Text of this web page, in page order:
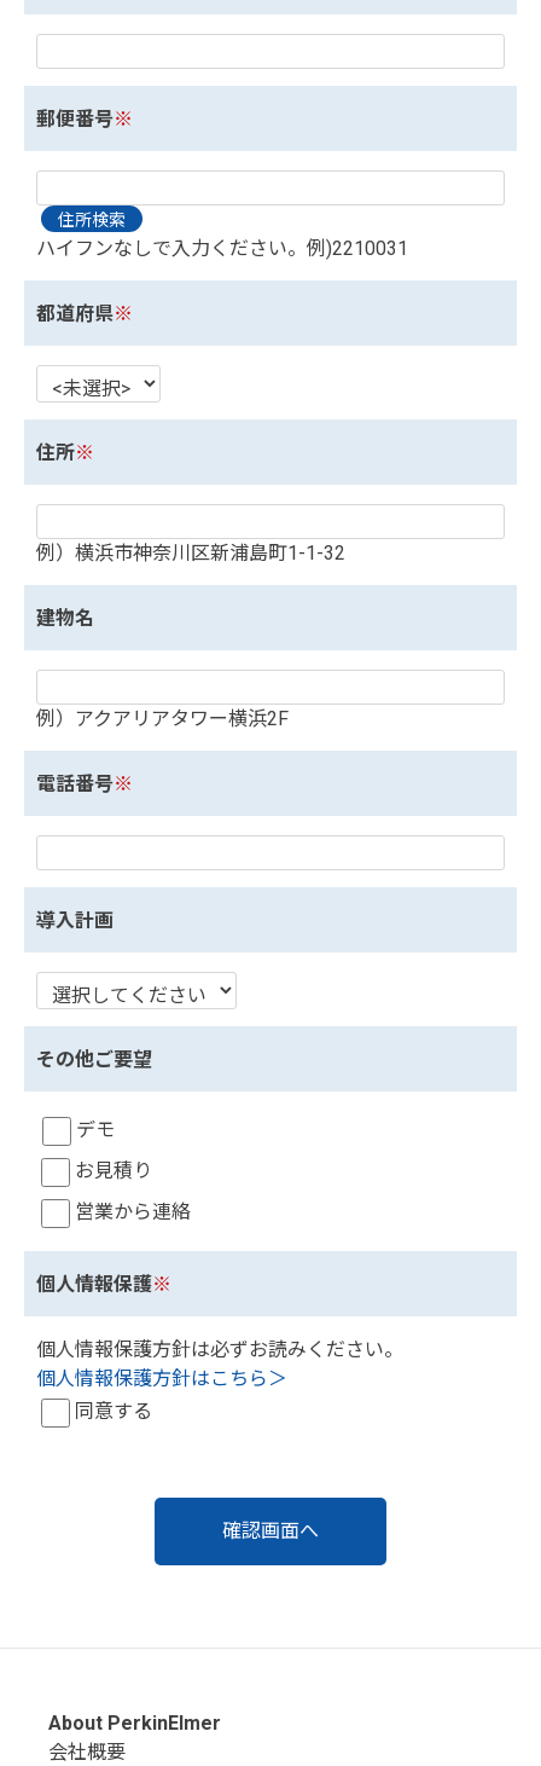
郵便番号※
ハイフンなしで入力ください。例)2210031
都道府県※
住所※
例）横浜市神奈川区新浦島町1-1-32
建物名
例）アクアリアタワー横浜2F
電話番号※
導入計画
その他ご要望
デモ
お見積り
営業から連絡
個人情報保護※
個人情報保護方針は必ずお読みください。
個人情報保護方針はこちら＞
同意する
About PerkinElmer
会社概要